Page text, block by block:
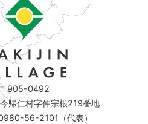
905-0492
帰仁村字仲宗根219番地
56-2101（代表）